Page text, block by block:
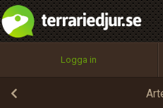
Logga in
integritetspolicy
Namn:
Epost:
Begär nytt lösenord